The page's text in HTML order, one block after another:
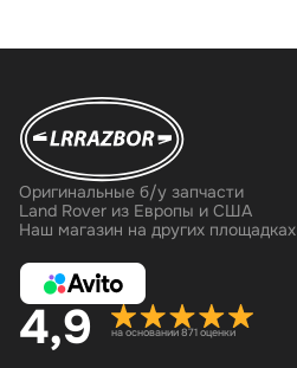
Оригинальные б/у запчасти
Land Rover из Европы и США
Наш магазин на других площадках
4,9 на основании 871 оценки